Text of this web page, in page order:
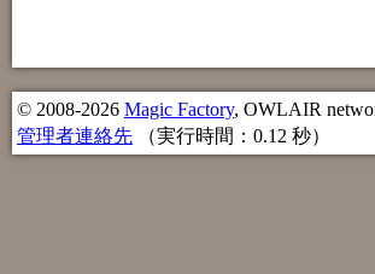
© 2008-2026 Magic Factory, OWLAIR
管理者連絡先 （実行時間：0.12 秒）